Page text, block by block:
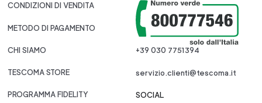
CONDIZIONI DI VENDITA
METODO DI PAGAMENTO
CHI SIAMO
TESCOMA STORE
PROGRAMMA FIDELITY
+39 030 7751394
servizio.clienti@tescoma.it
SOCIAL